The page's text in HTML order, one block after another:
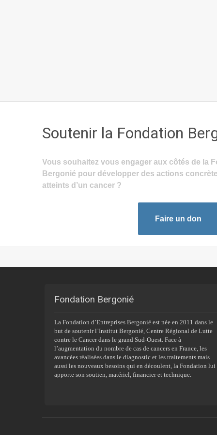
Soutenir la Fondation
Vous souhaitez vous engager aux côtés de la
Bergonié pour développer des actions
atteints d’un cancer ?
Faire un don
Fondation Bergonié
La Fondation d’Entreprises Bergonié est née en 2011 dans le
but de soutenir l’Institut Bergonié, Centre Régional de Lutte
contre le Cancer dans le grand Sud-Ouest. Face à
l’augmentation du nombre de cas de cancers en France, les
avancées réalisées dans le diagnostic et les traitements mais
aussi les nouveaux besoins qui en découlent, la Fondation lui
apporte son soutien, matériel, financier et technique.